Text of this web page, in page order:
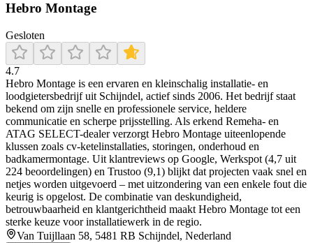
Hebro Montage
Gesloten
4.7
Hebro Montage is een ervaren en kleinschalig installatie- en
loodgietersbedrijf uit Schijndel, actief sinds 2006. Het bedrijf staat
bekend om zijn snelle en professionele service, heldere
communicatie en scherpe prijsstelling. Als erkend Remeha- en
ATAG SELECT-dealer verzorgt Hebro Montage uiteenlopende
klussen zoals cv-ketelinstallaties, storingen, onderhoud en
badkamermontage. Uit klantreviews op Google, Werkspot (4,7 uit
224 beoordelingen) en Trustoo (9,1) blijkt dat projecten vaak snel en
netjes worden uitgevoerd – met uitzondering van een enkele fout die
keurig is opgelost. De combinatie van deskundigheid,
betrouwbaarheid en klantgerichtheid maakt Hebro Montage tot een
sterke keuze voor installatiewerk in de regio.
Van Tuijllaan 58, 5481 RB Schijndel, Nederland